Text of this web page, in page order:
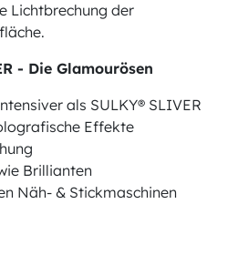
Lichtbrechung der
- Die Glamourösen
als SULKY® SLIVER
Effekte
Brillianten
Näh- & Stickmaschinen